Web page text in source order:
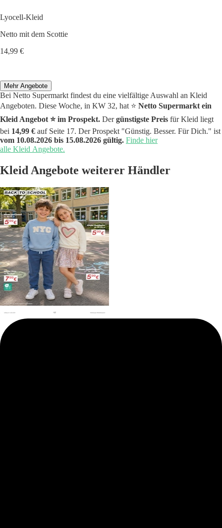
Lyocell-Kleid
Netto mit dem Scottie
14,99 €
Mehr Angebote
Bei Netto Supermarkt findest du eine vielfältige Auswahl an Kleid
Angeboten. Diese Woche, in KW 32, hat ⭐️ Netto Supermarkt ein
Kleid Angebot ⭐️ im Prospekt. Dergünstigste Preis für Kleid liegt
bei 14,99 € auf Seite 17. Der Prospekt "Günstig. Besser. Für Dich." ist
vom 10.08.2026 bis 15.08.2026 gültig. Finde hier
alle Kleid Angebote.
Kleid Angebote weiterer Händler